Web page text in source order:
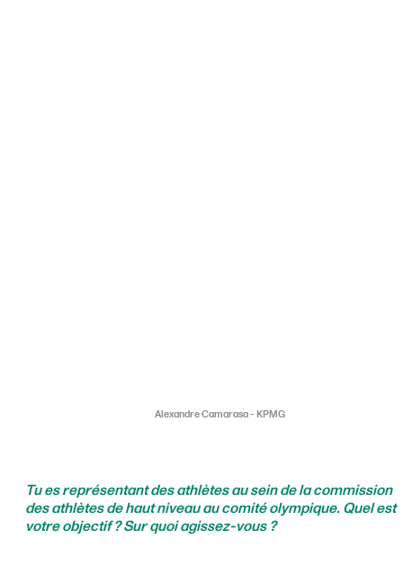
Alexandre Camarasa - KPMG
Tu es représentant des athlètes au sein de la commission
des athlètes de haut niveau au comité olympique. Quel est
votre objectif ? Sur quoi agissez-vous ?